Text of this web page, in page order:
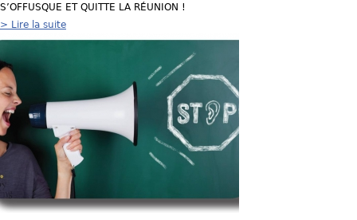
S’OFFUSQUE ET QUITTE LA RÉUNION !
> Lire la suite